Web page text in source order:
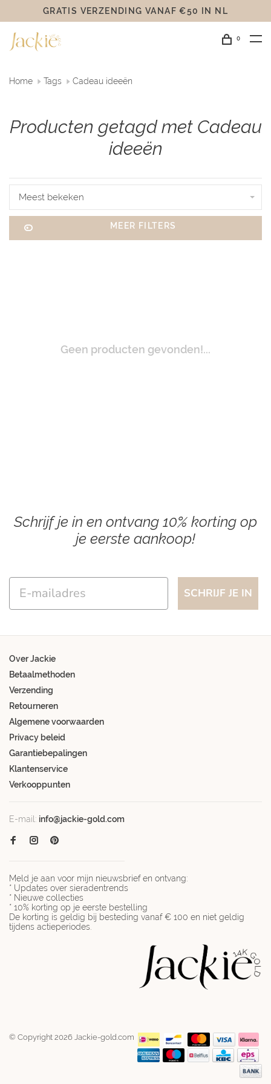
GRATIS VERZENDING VANAF €50 IN NL
0
Home Tags Cadeau ideeën
Producten getagd met Cadeau
ideeën
Meest bekeken
MEER FILTERS
Geen producten gevonden!...
Schrijf je in en ontvang 10% korting op
je eerste aankoop!
Email
SCHRIJF JE IN
Over Jackie
Betaalmethoden
Verzending
Retourneren
Algemene voorwaarden
Privacy beleid
Garantiebepalingen
Klantenservice
Verkooppunten
E-mail: info@jackie-gold.com
Meld je aan voor mijn nieuwsbrief en ontvang:
* Updates over sieradentrends
* Nieuwe collecties
* 10% korting op je eerste bestelling
De korting is geldig bij besteding vanaf € 100 en niet geldig
tijdens actieperiodes.
© Copyright 2026 Jackie-gold.com